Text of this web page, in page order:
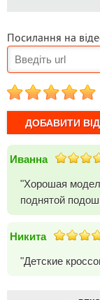
Посилання на
1 2 3 4 5
Иванна
"Хорошая
поднятой
Никита
"Детские